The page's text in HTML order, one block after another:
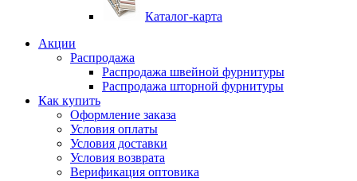
Каталог-карта
Акции
Распродажа
Распродажа швейной фурнитуры
Распродажа шторной фурнитуры
Как купить
Оформление заказа
Условия оплаты
Условия доставки
Условия возврата
Верификация оптовика